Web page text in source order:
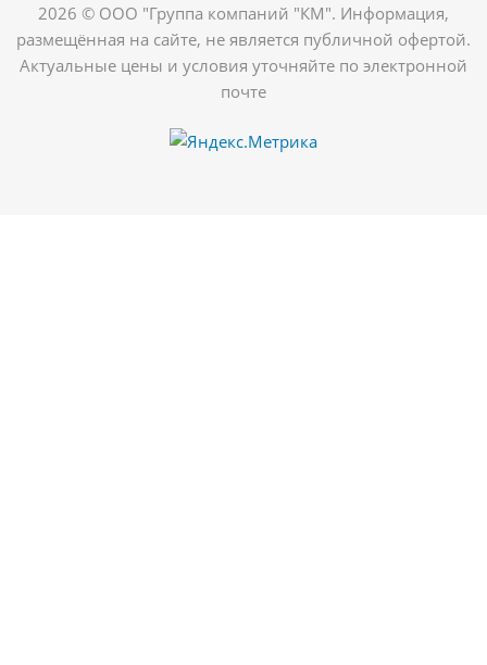
2026 © ООО "Группа компаний "КМ". Информация,
размещённая на сайте, не является публичной офертой.
Актуальные цены и условия уточняйте по электронной
почте